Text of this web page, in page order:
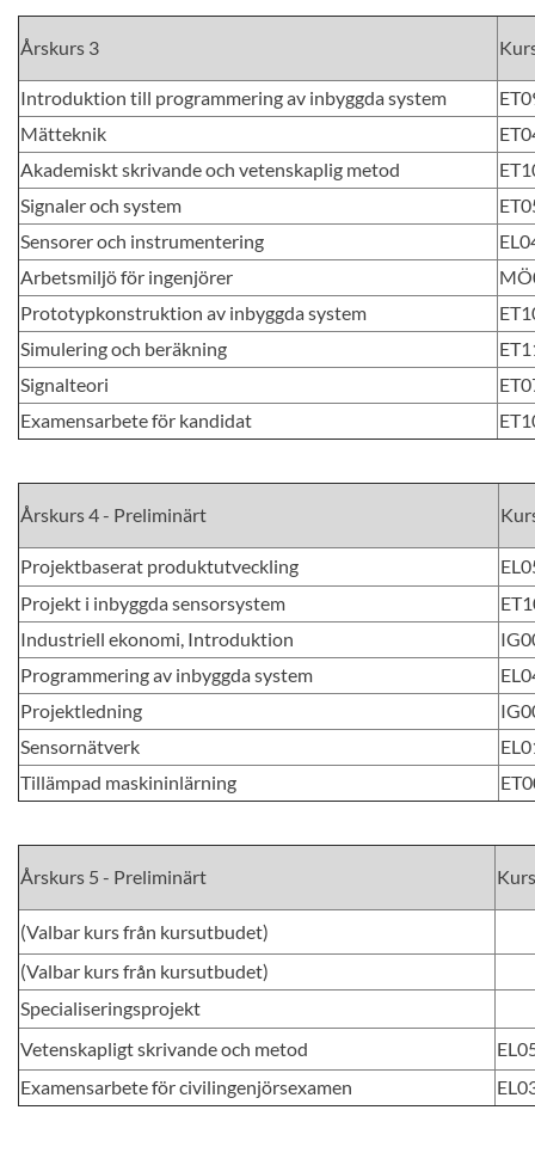
Årskurs 3
Introduktion till programmering av inbyggda system
Mätteknik
Akademiskt skrivande och vetenskaplig metod
Signaler och system
Sensorer och instrumentering
Arbetsmiljö för ingenjörer
Prototypkonstruktion av inbyggda system
Simulering och beräkning
Signalteori
Examensarbete för kandidat
Årskurs 4 - Preliminärt
Projektbaserat produktutveckling
Projekt i inbyggda sensorsystem
Industriell ekonomi, Introduktion
Programmering av inbyggda system
Projektledning
Sensornätverk
Tillämpad maskininlärning
Årskurs 5 - Preliminärt
(Valbar kurs från kursutbudet)
(Valbar kurs från kursutbudet)
Specialiseringsprojekt
Vetenskapligt skrivande och metod
Examensarbete för civilingenjörsexamen